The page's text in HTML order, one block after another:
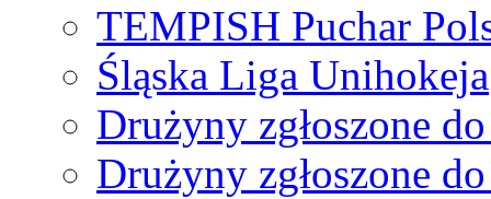
TEMPISH Puchar
Śląska Liga Unihokeja
Drużyny zgłoszone
Drużyny zgłoszone